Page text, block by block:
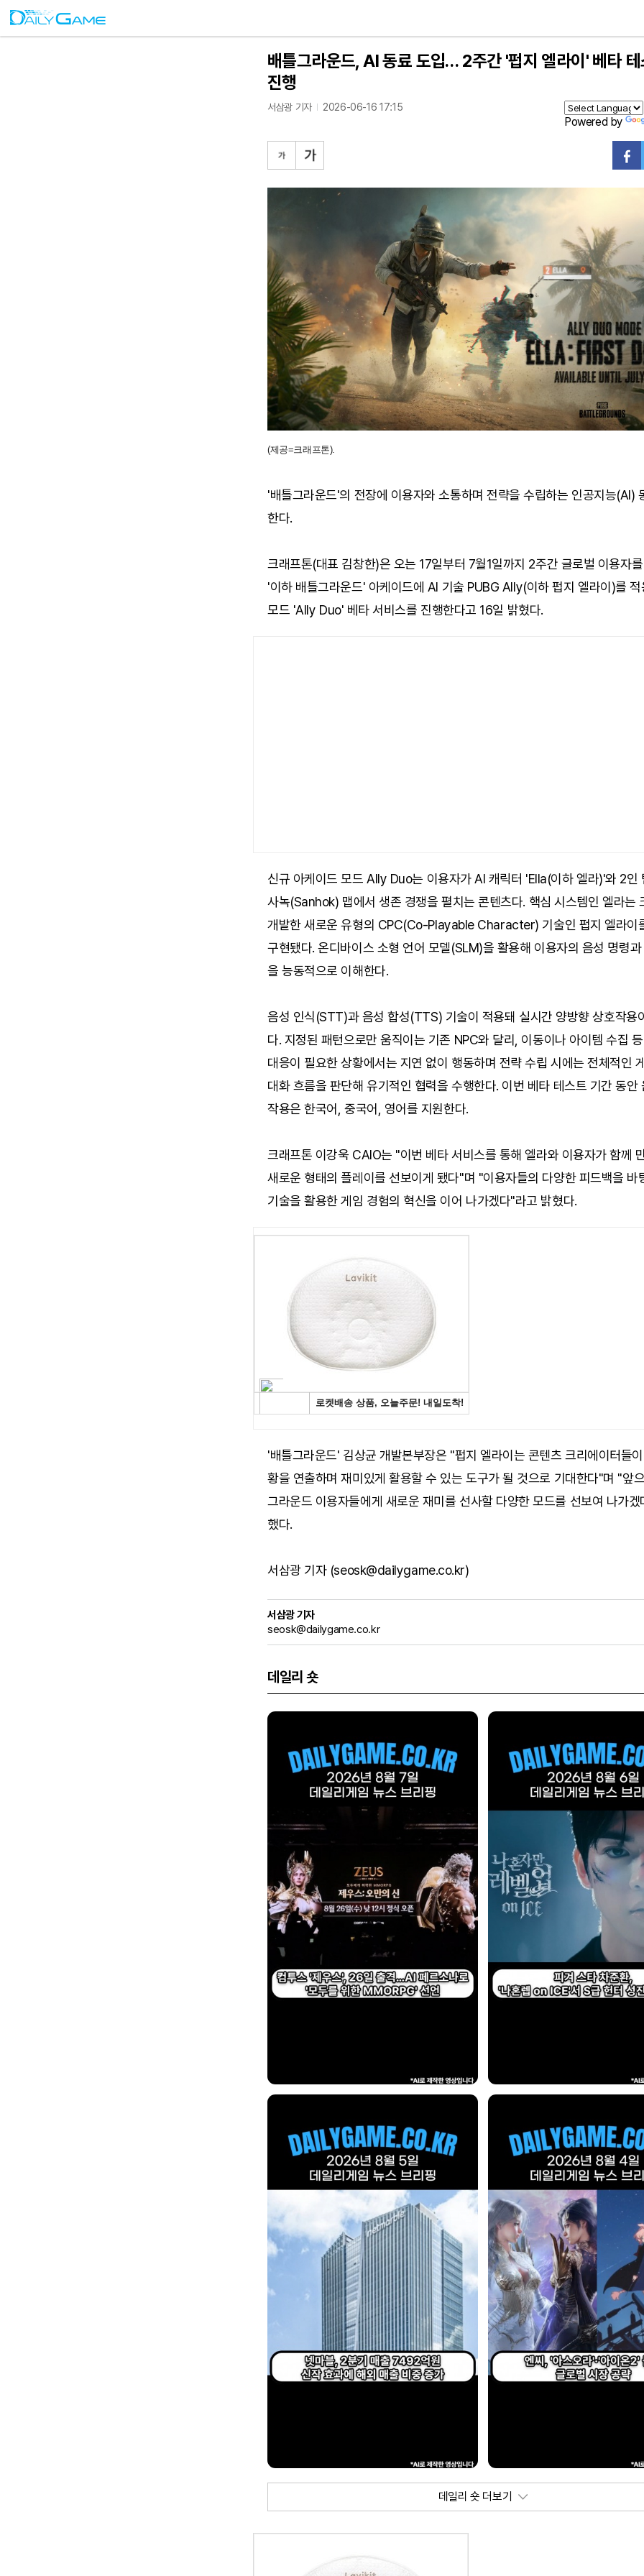
배틀그라운드, AI 동료 도입… 2주간 '펍지 엘라이' 베타
진행
서삼광 기자 2026-06-16 17:15
Powered by
(제공=크래프톤).
'배틀그라운드'의 전장에 이용자와 소통하며 전략을 수립하는 인공지능(AI)
한다.
크래프톤(대표 김창한)은 오는 17일부터 7월1일까지 2주간 글로벌 이용자
'이하 배틀그라운드' 아케이드에 AI 기술 PUBG Ally(이하 펍지 엘라이)를
모드 'Ally Duo' 베타 서비스를 진행한다고 16일 밝혔다.
신규 아케이드 모드 Ally Duo는 이용자가 AI 캐릭터 'Ella(이하 엘라)'와 2인
사녹(Sanhok) 맵에서 생존 경쟁을 펼치는 콘텐츠다. 핵심 시스템인 엘라는
개발한 새로운 유형의 CPC(Co-Playable Character) 기술인 펍지 엘라이
구현됐다. 온디바이스 소형 언어 모델(SLM)을 활용해 이용자의 음성 명령
을 능동적으로 이해한다.
음성 인식(STT)과 음성 합성(TTS) 기술이 적용돼 실시간 양방향 상호작용
다. 지정된 패턴으로만 움직이는 기존 NPC와 달리, 이동이나 아이템 수집
대응이 필요한 상황에서는 지연 없이 행동하며 전략 수립 시에는 전체적인
대화 흐름을 판단해 유기적인 협력을 수행한다. 이번 베타 테스트 기간 동안
작용은 한국어, 중국어, 영어를 지원한다.
크래프톤 이강욱 CAIO는 "이번 베타 서비스를 통해 엘라와 이용자가 함께
새로운 형태의 플레이를 선보이게 됐다"며 "이용자들의 다양한 피드백을 바
기술을 활용한 게임 경험의 혁신을 이어 나가겠다"라고 밝혔다.
'배틀그라운드' 김상균 개발본부장은 "펍지 엘라이는 콘텐츠 크리에이터들
황을 연출하며 재미있게 활용할 수 있는 도구가 될 것으로 기대한다"며 "앞
그라운드 이용자들에게 새로운 재미를 선사할 다양한 모드를 선보여 나가
했다.
서삼광 기자 (seosk@dailygame.co.kr)
서삼광 기자
seosk@dailygame.co.kr
데일리 숏
데일리 숏 더보기